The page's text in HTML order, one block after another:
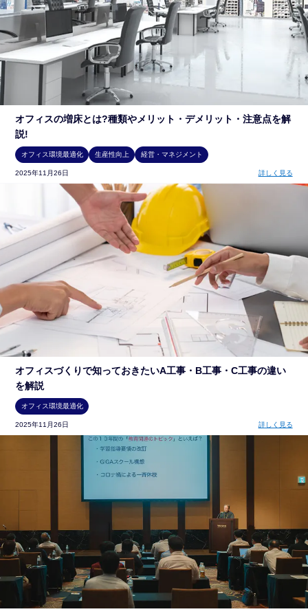
オフィスの増床とは?種類やメリット・デメリット・注意点を解
説!
オフィス環境最適化 生産性向上 経営・マネジメント
2025年11月26日 詳しく見る
オフィスづくりで知っておきたいA工事・B工事・C工事の違い
を解説
オフィス環境最適化
2025年11月26日 詳しく見る